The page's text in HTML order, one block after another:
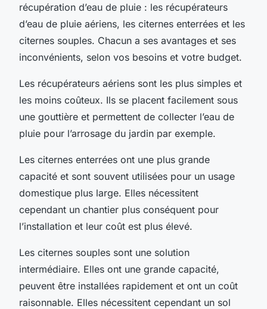
récupération d’eau de pluie : les récupérateurs
d’eau de pluie aériens, les citernes enterrées et les
citernes souples. Chacun a ses avantages et ses
inconvénients, selon vos besoins et votre budget.
Les récupérateurs aériens sont les plus simples et
les moins coûteux. Ils se placent facilement sous
une gouttière et permettent de collecter l’eau de
pluie pour l’arrosage du jardin par exemple.
Les citernes enterrées ont une plus grande
capacité et sont souvent utilisées pour un usage
domestique plus large. Elles nécessitent
cependant un chantier plus conséquent pour
l’installation et leur coût est plus élevé.
Les citernes souples sont une solution
intermédiaire. Elles ont une grande capacité,
peuvent être installées rapidement et ont un coût
raisonnable. Elles nécessitent cependant un sol